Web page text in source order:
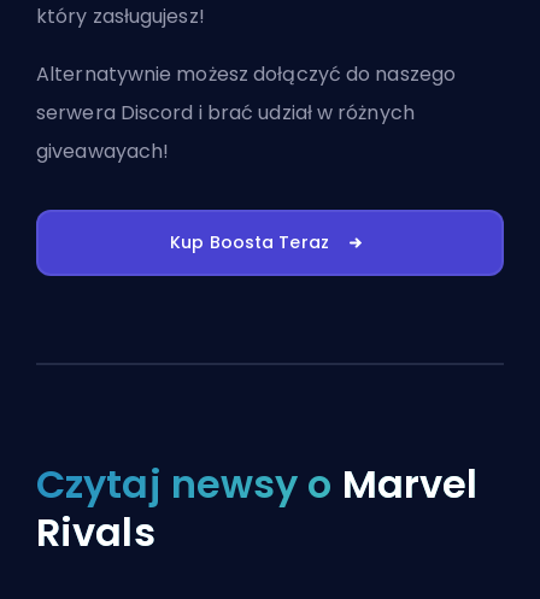
który zasługujesz!
Alternatywnie możeszdołączyć do naszego
serwera Discord i brać udział w różnych
giveawayach!
Kup Boosta Teraz
Czytaj newsy o Marvel
Rivals